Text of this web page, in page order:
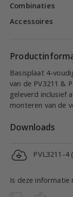
Combinaties
Accessoires
Basisplaat 4-
van de PV3211 &
geleverd inclusief
monteren van de
Downloads
PVL3211-4
Is deze informatie